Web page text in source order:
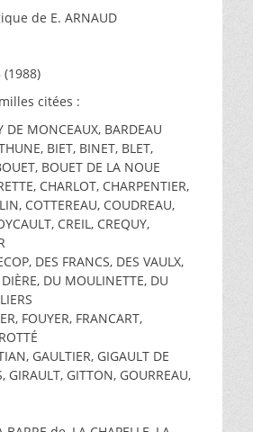
de E. ARNAUD
(1988)
citées :
DE MONCEAUX, BARDEAU
BIET, BINET, BLET,
BOUET DE LA NOUE
CHARLOT, CHARPENTIER,
COTTEREAU, COUDREAU,
CREIL, CREQUY,
DES FRANCS, DES VAULX,
DIÈRE, DU MOULINETTE, DU
FOUYER, FRANCART,
GAULTIER, GIGAULT DE
GIRAULT, GITTON, GOURREAU,